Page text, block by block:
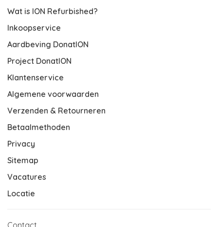
Wat is ION Refurbished?
Inkoopservice
Aardbeving DonatION
Project DonatION
Klantenservice
Algemene voorwaarden
Verzenden & Retourneren
Betaalmethoden
Privacy
Sitemap
Vacatures
Locatie
Contact